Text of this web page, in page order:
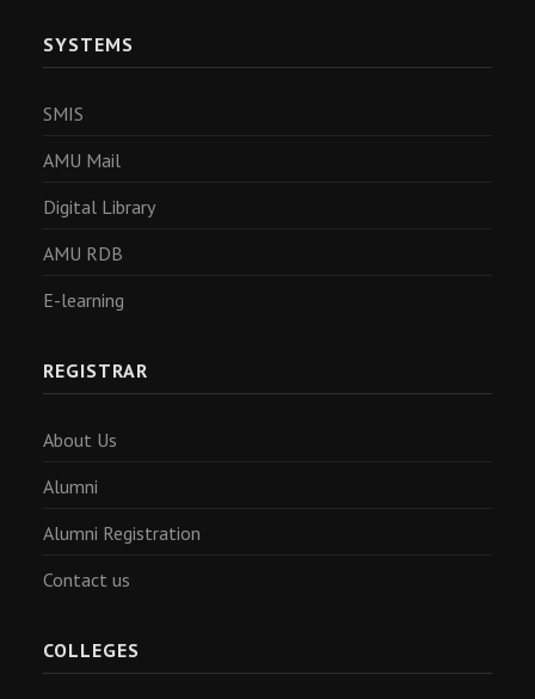
SYSTEMS
SMIS
AMU Mail
Digital Library
AMU RDB
E-learning
REGISTRAR
About Us
Alumni
Alumni Registration
Contact us
COLLEGES